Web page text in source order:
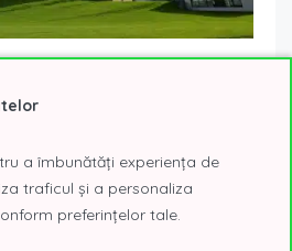
how. Pe scurt
unui birou de clasă A devine
a îmbunătăți experiența de
traficul și a personaliza
preferințelor tale.